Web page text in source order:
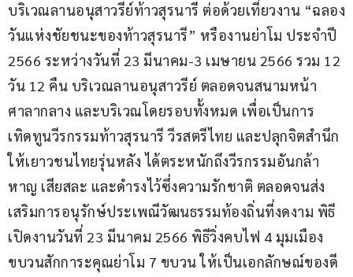
บริเวณลานอนุสาวรีย์ท้าวสุรนารี ต่อด้วยเที่ยวงาน “ฉลอง
วันแห่งชัยชนะของท้าวสุรนารี” หรืองานย่าโม ประจำปี
2566 ระหว่างวันที่ 23 มีนาคม-3 เมษายน 2566 รวม 12
วัน 12 คืน บริเวณลานอนุสาวรีย์ ตลอดจนสนามหน้า
ศาลากลาง และบริเวณโดยรอบทั้งหมด เพื่อเป็นการ
เทิดทูนวีรกรรมท้าวสุรนารี วีรสตรีไทย และปลุกจิตสํานึก
ให้เยาวชนไทยรุ่นหลัง ได้ตระหนักถึงวีรกรรมอันกล้า
หาญ เสียสละ และดำรงไว้ซึ่งความรักชาติ ตลอดจนส่ง
เสริมการอนุรักษ์ประเพณีวัฒนธรรมท้องถิ่นที่งดงาม พิธี
เปิดงานวันที่ 23 มีนาคม 2566 พิธีวิ่งคบไฟ 4 มุมเมือง
ขบวนสักการะคุณย่าโม 7 ขบวน ให้เป็นเอกลักษณ์ของดี